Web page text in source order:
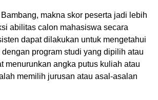
makna skor peserta jadi lebih
abilitas calon mahasiswa secara
dapat dilakukan untuk mengetahui
program studi yang dipilih atau
menurunkan angka putus kuliah atau
memilih jurusan atau asal-asalan